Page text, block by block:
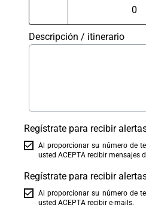
Descripción / itinerario
Regístrate para recibir
Al proporcionar su número de
usted ACEPTA recibir mensajes
Regístrate para recibir
Al proporcionar su número de
usted ACEPTA recibir e-mails.